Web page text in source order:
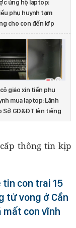
ủng hộ laptop:
phụ huynh tạm
cho con đến lớp
giáo xin tiền phụ
mua laptop: Lãnh
Sở GD&ĐT lên tiếng
thông tin kịp
tin con trai 15
tử vong ở Cần
mất con vĩnh